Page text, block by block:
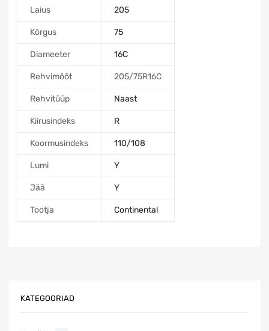
Laius 205
Kõrgus 75
Diameeter 16C
Rehvimõõt 205/75R16C
Rehvitüüp Naast
Kiirusindeks R
Koormusindeks 110/108
Lumi Y
Jää Y
Tootja Continental
KATEGOORIAD